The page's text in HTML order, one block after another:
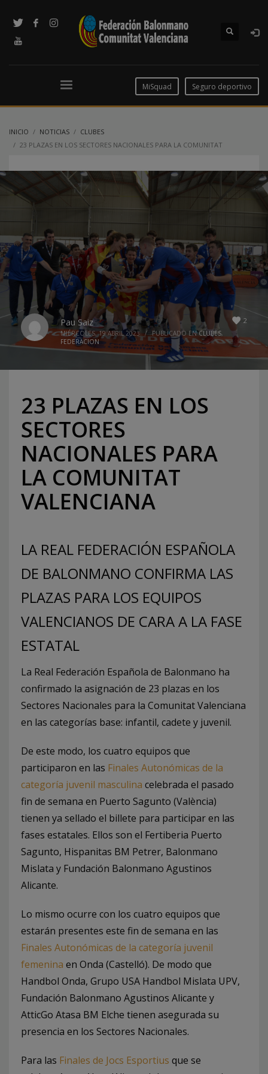
MiSquad Seguro deportivo
INICIO NOTICIAS
CLUBES
23 PLAZAS EN LOS SECTORES NACIONALES PARA LA COMUNITAT
2
Pau Saiz
MIÉRCOLES, 19 ABRIL 2023 / PUBLICADO ENCLUBES,
FEDERACION
23 PLAZAS EN LOS
SECTORES
NACIONALES PARA
LA COMUNITAT
VALENCIANA
LA REAL FEDERACIÓN ESPAÑOLA
DE BALONMANO CONFIRMA LAS
PLAZAS PARA LOS EQUIPOS
VALENCIANOS DE CARA A LA FASE
ESTATAL
La Real Federación Española de Balonmano ha
confirmado la asignación de 23 plazas en los
Sectores Nacionales para la Comunitat Valenciana
en las categorías base: infantil, cadete y juvenil.
De este modo, los cuatro equipos que
participaron en las Finales Autonómicas de la
categoría juvenil masculina celebrada el pasado
fin de semana en Puerto Sagunto (València)
tienen ya sellado el billete para participar en las
fases estatales. Ellos son el Fertiberia Puerto
Sagunto, Hispanitas BM Petrer, Balonmano
Mislata y Fundación Balonmano Agustinos
Alicante.
Lo mismo ocurre con los cuatro equipos que
estarán presentes este fin de semana en las
Finales Autonómicas de la categoría juvenil
femenina en Onda (Castelló). De modo que
Handbol Onda, Grupo USA Handbol Mislata UPV,
Fundación Balonmano Agustinos Alicante y
AtticGo Atasa BM Elche tienen asegurada su
presencia en los Sectores Nacionales.
Para las Finales de Jocs Esportius que se